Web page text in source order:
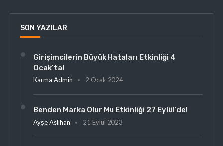
SON YAZILAR
Girişimcilerin Büyük Hataları Etkinliği 4
Ocak’ta!
Karma Admin 2 Ocak 2024
Benden Marka Olur Mu Etkinliği 27 Eylül’de!
Ayşe Aslıhan 21 Eylül 2023